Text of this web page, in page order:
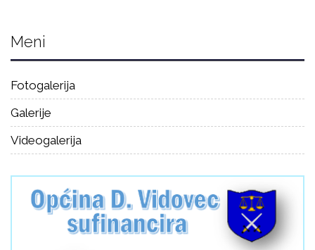
Meni
Fotogalerija
Galerije
Videogalerija